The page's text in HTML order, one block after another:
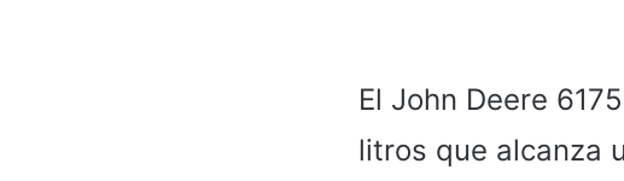
El John Deere
litros que alcanza